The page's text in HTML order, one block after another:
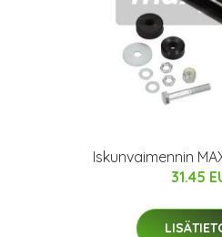
Iskunvaimennin
31.45